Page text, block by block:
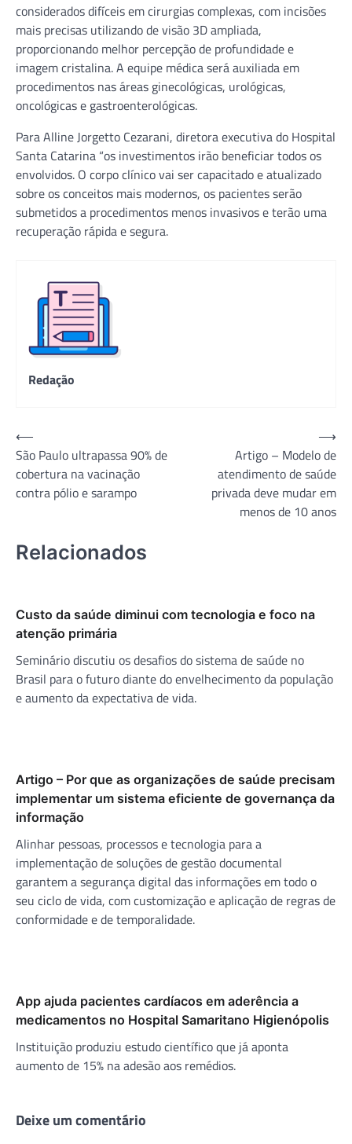
considerados difíceis em cirurgias complexas, com incisões
mais precisas utilizando de visão 3D ampliada,
proporcionando melhor percepção de profundidade e
imagem cristalina. A equipe médica será auxiliada em
procedimentos nas áreas ginecológicas, urológicas,
oncológicas e gastroenterológicas.
Para Alline Jorgetto Cezarani, diretora executiva do Hospital
Santa Catarina “os investimentos irão beneficiar todos os
envolvidos. O corpo clínico vai ser capacitado e atualizado
sobre os conceitos mais modernos, os pacientes serão
submetidos a procedimentos menos invasivos e terão uma
recuperação rápida e segura.
Redação
Navegação
de
Post
⟵
São Paulo ultrapassa 90% de
cobertura na vacinação
contra pólio e sarampo
Artigo – Modelo de
atendimento de saúde
privada deve mudar em
menos de 10 anos
⟶
Relacionados
Custo da saúde diminui com tecnologia e foco na
atenção primária
Seminário discutiu os desafios do sistema de saúde no
Brasil para o futuro diante do envelhecimento da população
e aumento da expectativa de vida.
Artigo – Por que as organizações de saúde precisam
implementar um sistema eficiente de governança da
informação
Alinhar pessoas, processos e tecnologia para a
implementação de soluções de gestão documental
garantem a segurança digital das informações em todo o
seu ciclo de vida, com customização e aplicação de regras de
conformidade e de temporalidade.
App ajuda pacientes cardíacos em aderência a
medicamentos no Hospital Samaritano Higienópolis
Instituição produziu estudo científico que já aponta
aumento de 15% na adesão aos remédios.
Deixe um comentário